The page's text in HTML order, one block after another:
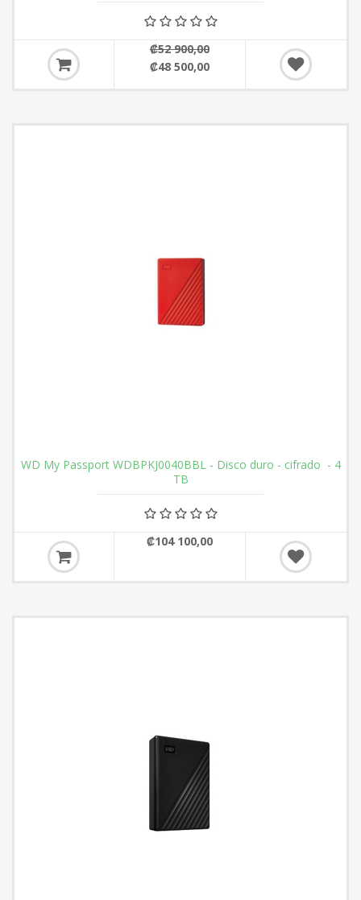
₡52 900,00
₡48 500,00
WD My Passport WDBPKJ0040BBL - Disco duro - cifrado - 4
TB
₡104 100,00